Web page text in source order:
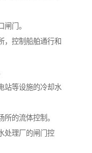
门。
，控制船舶通行和
站等设施的冷却水
的流体控制。
处理厂的闸门控